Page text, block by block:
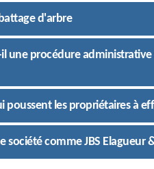
d'arbre
il une procédure
poussent les propriétaires à
société comme JBS Elagueur